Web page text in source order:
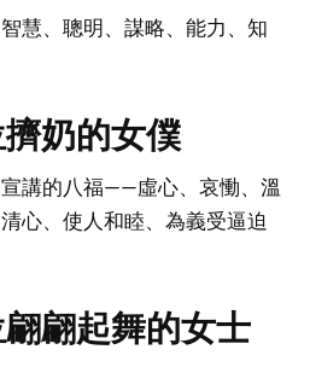
慧、聰明、謀略、能力、知
奶的女僕
講的八福——虛心、哀慟、溫
心、使人和睦、為義受逼迫
翩起舞的女士